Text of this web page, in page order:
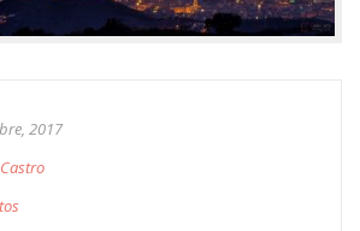
2017